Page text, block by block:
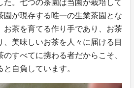
た。七つの茶園は当園が栽培して
園が現存する唯一の生業茶園とな
お茶を育てる作り手であり、お茶
、美味しいお茶を人々に届ける目
すべてに携わる者だからこそ、
自負しています。